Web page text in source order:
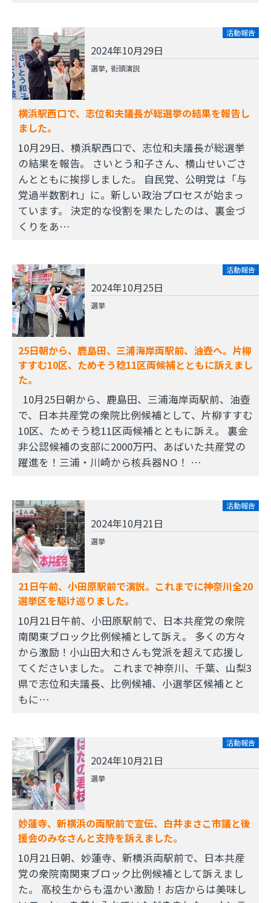
活動報告
2024年10月29日
選挙 街頭演説
横浜駅西口で、志位和夫議長が総選挙の結果を報告し
ました。
10月29日、横浜駅西口で、志位和夫議長が総選挙
の結果を報告。 さいとう和子さん、横山せいごさ
んとともに挨拶しました。 自民党、公明党は「与
党過半数割れ」に。新しい政治プロセスが始まっ
ています。 決定的な役割を果たしたのは、裏金づ
くりをあ…
活動報告
2024年10月25日
選挙
25日朝から、鹿島田、三浦海岸両駅前、油壺へ。片柳
すすむ10区、ためそう稔11区両候補とともに訴えまし
た。
10月25日朝から、鹿島田、三浦海岸両駅前、油壺
で、日本共産党の衆院比例候補として、片柳すすむ
10区、ためそう稔11区両候補とともに訴え。 裏金
非公認候補の支部に2000万円、あばいた共産党の
躍進を！三浦・川崎から核兵器NO！ …
活動報告
2024年10月21日
選挙
21日午前、小田原駅前で演説。これまでに神奈川全20
選挙区を駆け巡りました。
10月21日午前、小田原駅前で、日本共産党の衆院
南関東ブロック比例候補として訴え。 多くの方々
から激励！小山田大和さんも党派を超えて応援し
てくださいました。 これまで神奈川、千葉、山梨3
県で志位和夫議長、比例候補、小選挙区候補とと
もに…
活動報告
2024年10月21日
選挙
妙蓮寺、新横浜の両駅前で宣伝、白井まさこ市議と後
援会のみなさんと支持を訴えました。
10月21日朝、妙蓮寺、新横浜両駅前で、日本共産
党の衆院南関東ブロック比例候補として訴えまし
た。 高校生からも温かい激励！お店からは美味し